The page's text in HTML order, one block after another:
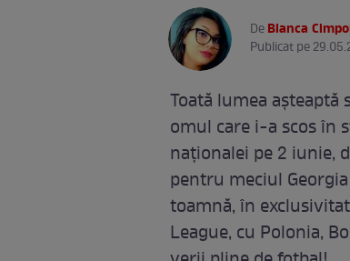
DeBianca
Publicat pe
Toată lumea
omul care i-a scos în
naționalei pe 2 iunie,
pentru meciul
toamnă, în
League, cu Polonia,